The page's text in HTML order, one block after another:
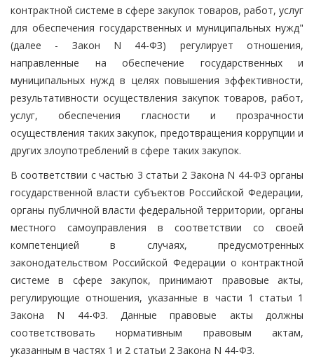
контрактной системе в сфере закупок товаров, работ, услуг
для обеспечения государственных и муниципальных нужд"
(далее - Закон N 44-ФЗ) регулирует отношения,
направленные на обеспечение государственных и
муниципальных нужд в целях повышения эффективности,
результативности осуществления закупок товаров, работ,
услуг, обеспечения гласности и прозрачности
осуществления таких закупок, предотвращения коррупции и
других злоупотреблений в сфере таких закупок.
В соответствии с частью 3 статьи 2 Закона N 44-ФЗ органы
государственной власти субъектов Российской Федерации,
органы публичной власти федеральной территории, органы
местного самоуправления в соответствии со своей
компетенцией в случаях, предусмотренных
законодательством Российской Федерации о контрактной
системе в сфере закупок, принимают правовые акты,
регулирующие отношения, указанные в части 1 статьи 1
Закона N 44-ФЗ. Данные правовые акты должны
соответствовать нормативным правовым актам,
указанным в частях 1 и 2 статьи 2 Закона N 44-ФЗ.